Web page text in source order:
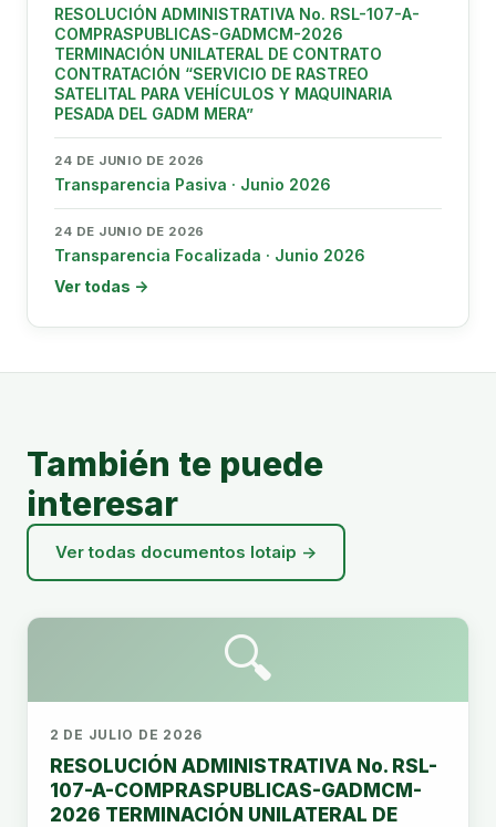
RESOLUCIÓN ADMINISTRATIVA No. RSL-107-A-
COMPRASPUBLICAS-GADMCM-2026
TERMINACIÓN UNILATERAL DE CONTRATO
CONTRATACIÓN “SERVICIO DE RASTREO
SATELITAL PARA VEHÍCULOS Y MAQUINARIA
PESADA DEL GADM MERA”
24 DE JUNIO DE 2026
Transparencia Pasiva · Junio 2026
24 DE JUNIO DE 2026
Transparencia Focalizada · Junio 2026
Ver todas →
También te puede
interesar
Ver todas documentos lotaip →
🔍
2 DE JULIO DE 2026
RESOLUCIÓN ADMINISTRATIVA No. RSL-
107-A-COMPRASPUBLICAS-GADMCM-
2026 TERMINACIÓN UNILATERAL DE